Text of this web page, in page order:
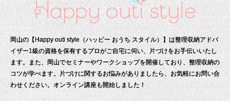
岡山の【Happy outi style（ハッピー おうち スタイル）】は整理収納アドバ
イザー1級の資格を保有するプロがご自宅に伺い、片づけをお手伝いいたし
ます。 また、岡山でセミナーやワークショップを開催しており、整理収納の
コツが学べます。 片づけに関するお悩みがありましたら、お気軽にお問い合
わせください。 オンライン講座も開始しました！